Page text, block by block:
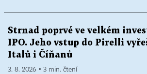
Strnad poprvé ve velkém
IPO. Jeho vstup do Pirelli
Italů i Číňanů
3. 8. 2026 ▪ 3 min. čtení